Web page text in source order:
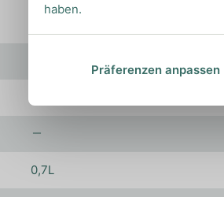
0,7L
haben.
Präferenzen anpassen